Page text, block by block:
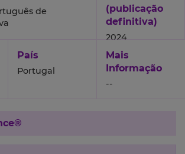
de
(publicação
definitiva)
2024
País
Portugal
Mais
Informação
--